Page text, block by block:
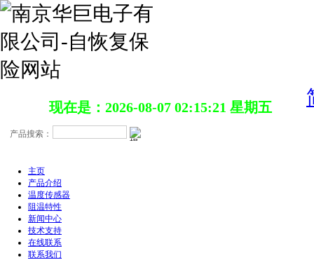
现在是：2026-08-07 02:15:22 星期五
主页
产品介绍
温度传感器
阻温特性
新闻中心
技术支持
在线联系
联系我们